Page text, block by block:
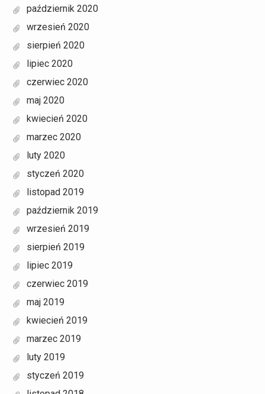
październik 2020
wrzesień 2020
sierpień 2020
lipiec 2020
czerwiec 2020
maj 2020
kwiecień 2020
marzec 2020
luty 2020
styczeń 2020
listopad 2019
październik 2019
wrzesień 2019
sierpień 2019
lipiec 2019
czerwiec 2019
maj 2019
kwiecień 2019
marzec 2019
luty 2019
styczeń 2019